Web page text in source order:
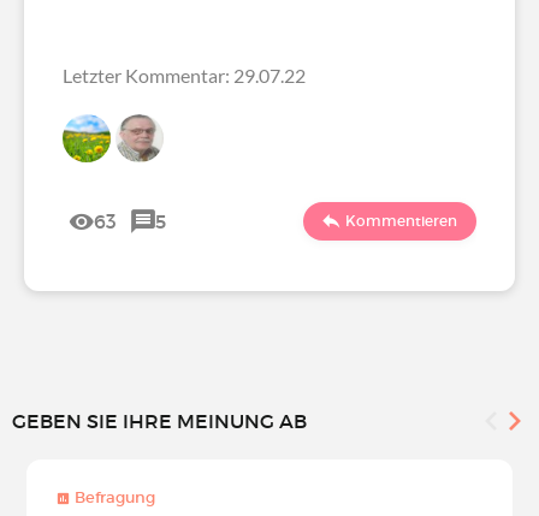
Letzter Kommentar: 29.07.22
63 5 Kommentieren
GEBEN SIE IHRE MEINUNG AB
Befragung